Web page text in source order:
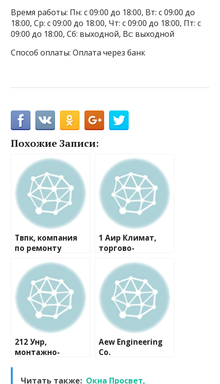
Время работы: Пн: с 09:00 до 18:00, Вт: с 09:00 до
18:00, Ср: с 09:00 до 18:00, Чт: с 09:00 до 18:00, Пт: с
09:00 до 18:00, Сб: выходной, Вс: выходной
Способ оплаты: Оплата через банк
Похожие Записи:
Твпк, компания
по ремонту
1 Аир Климат,
торгово-
компания
212 Унр,
монтажно-
Aew Engineering
Co.
Читать также: Окна Просвет,